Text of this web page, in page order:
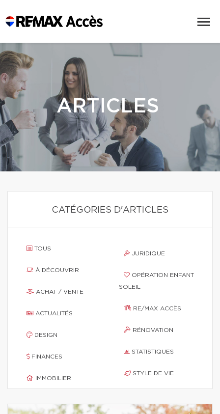
ARTICLES
CATÉGORIES D'ARTICLES
TOUS
À DÉCOUVRIR
ACHAT / VENTE
ACTUALITÉS
DESIGN
FINANCES
IMMOBILIER
JURIDIQUE
SOLEIL
RE/MAX ACCÈS
RÉNOVATION
STATISTIQUES
STYLE DE VIE